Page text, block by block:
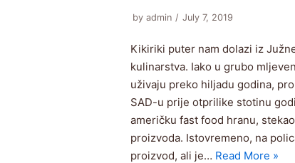
by admin July 7, 2019
Kikiriki puter nam dolazi iz
kulinarstva. Iako u grubo
uživaju preko hiljadu godina,
SAD-u prije otprilike stotinu
američku fast food hranu,
proizvoda. Istovremeno, na
proizvod, ali je… Read More »